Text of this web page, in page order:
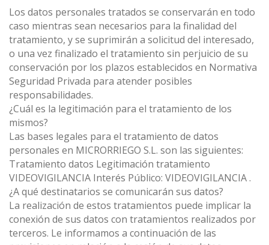
Los datos personales tratados se conservarán en todo
caso mientras sean necesarios para la finalidad del
tratamiento, y se suprimirán a solicitud del interesado,
o una vez finalizado el tratamiento sin perjuicio de su
conservación por los plazos establecidos en Normativa
Seguridad Privada para atender posibles
responsabilidades.
¿Cuál es la legitimación para el tratamiento de los
mismos?
Las bases legales para el tratamiento de datos
personales en MICRORRIEGO S.L. son las siguientes:
Tratamiento datos Legitimación tratamiento
VIDEOVIGILANCIA Interés Público: VIDEOVIGILANCIA .
¿A qué destinatarios se comunicarán sus datos?
La realización de estos tratamientos puede implicar la
conexión de sus datos con tratamientos realizados por
terceros. Le informamos a continuación de las